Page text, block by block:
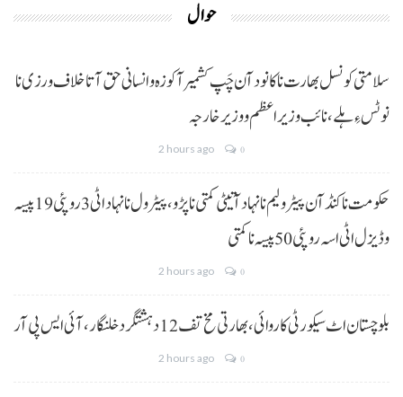
حوال
سلامتی کونسل بھارت نا کانود آن چَپ کشمیر آ کوزہ و انسانی حق آتا خلاف ورزی نا
نوٹس ءِ ہلے،نائب وزیراعظم و وزیر خارجہ
2 hours ago 0
حکومت نا کنڈ آن پیٹرولیم نا نہاد آتیٹی کمتی نا پڑو،پیٹرول نا نہاد اٹی 3 روپئی 19 پیسہ
و ڈیزل اٹی اسہ روپئی 50 پیسہ نا کمتی
2 hours ago 0
بلوچستان اٹ سیکورٹی کاروائی، بھارتی مخ تف 12 دہشتگرد خلنگار،آئی ایس پی آر
2 hours ago 0